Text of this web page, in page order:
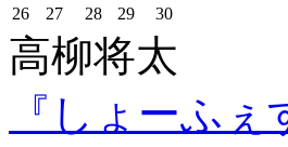
26
27 28 29 30
高柳将太
『しょーふ